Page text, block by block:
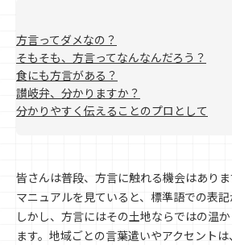
方言ってダメなの？
そもそも、方言ってなんなんだろう？
食にも方言がある？
讃岐弁、分かりますか？
分かりやすく伝えることのプロとして
皆さんは普段、方言に触れる機会はありま
マニュアルを見ていると、標準語での表記
しかし、方言にはその土地ならではの温
ます。地域ごとの言葉遣いやアクセント